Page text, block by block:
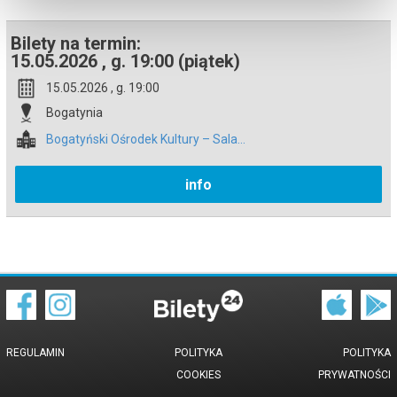
Bezpieczne zakupy w Bilety24. W przypadku odwołania
wydarzenia, gwarantujemy automatyczny zwrot środków
potwierdzony komunikatem wysyłanym na adres e-mail, podany
podczas zakupu.
Bilety na termin:
15.05.2026 , g. 19:00 (piątek)
15.05.2026 , g. 19:00
Bogatynia
Bogatyński Ośrodek Kultury – Sala...
info
REGULAMIN
POLITYKA
PRYWATNOŚCI
POLITYKA
COOKIES